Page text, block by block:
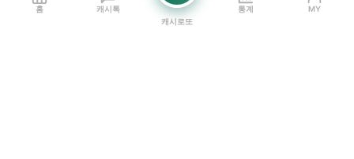
홈 캐시톡
캐시로또
통계 MY